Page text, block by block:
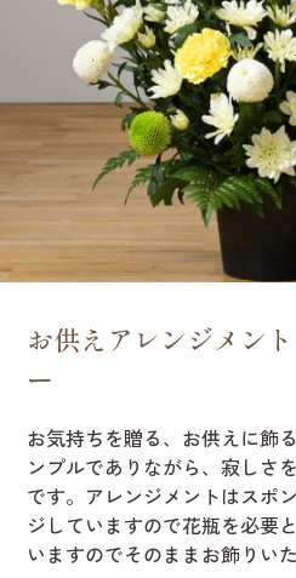
お供えアレンジメン
ー
お気持ちを贈る、お供えに飾
ンプルでありながら、寂しさ
です。アレンジメントはスポ
ジしていますので花瓶を必要
いますのでそのままお飾りい